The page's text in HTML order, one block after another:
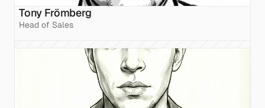
Tony Frömberg
Head of Sales